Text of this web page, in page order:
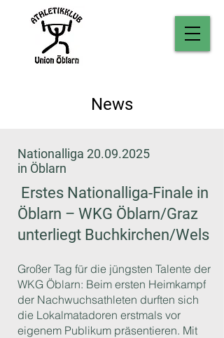
News
Nationalliga 20.09.2025
in Öblarn
Erstes Nationalliga-Finale in
Öblarn – WKG Öblarn/Graz
unterliegt Buchkirchen/Wels
Großer Tag für die jüngsten Talente der
WKG Öblarn: Beim ersten Heimkampf
der Nachwuchsathleten durften sich
die Lokalmatadoren erstmals vor
eigenem Publikum präsentieren. Mit